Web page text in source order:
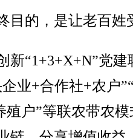
的，是让老百姓
“1+3+X+N”党建
业+合作社+农户
殖户”等联农带农模